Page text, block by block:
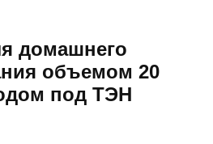
домашнего
объемом 20
под ТЭН